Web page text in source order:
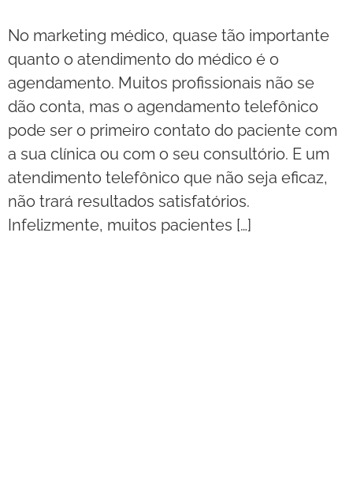
No marketing médico, quase tão importante
quanto o atendimento do médico é o
agendamento. Muitos profissionais não se
dão conta, mas o agendamento telefônico
pode ser o primeiro contato do paciente com
a sua clínica ou com o seu consultório. E um
atendimento telefônico que não seja eficaz,
não trará resultados satisfatórios.
Infelizmente, muitos pacientes […]